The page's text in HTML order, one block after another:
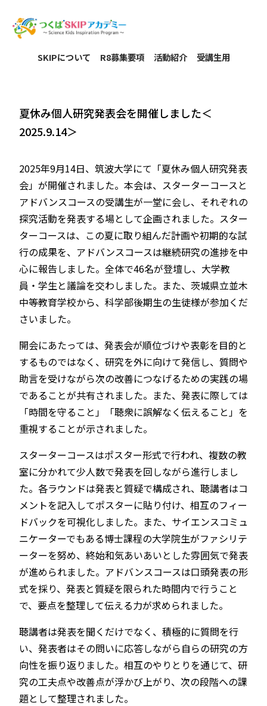
SKIPについて R8募集要項 活動紹介 受講生用
夏休み個人研究発表会を開催しました＜
2025.9.14＞
2025年9月14日、筑波大学にて「夏休み個人研究発表
会」が開催されました。本会は、スターターコースと
アドバンスコースの受講生が一堂に会し、それぞれの
探究活動を発表する場として企画されました。スター
ターコースは、この夏に取り組んだ計画や初期的な試
行の成果を、アドバンスコースは継続研究の進捗を中
心に報告しました。全体で46名が登壇し、大学教
員・学生と議論を交わしました。また、茨城県立並木
中等教育学校から、科学部後期生の生徒様が参加くだ
さいました。
開会にあたっては、発表会が順位づけや表彰を目的と
するものではなく、研究を外に向けて発信し、質問や
助言を受けながら次の改善につなげるための実践の場
であることが共有されました。また、発表に際しては
「時間を守ること」「聴衆に誤解なく伝えること」を
重視することが示されました。
スターターコースはポスター形式で行われ、複数の教
室に分かれて少人数で発表を回しながら進行しまし
た。各ラウンドは発表と質疑で構成され、聴講者はコ
メントを記入してポスターに貼り付け、相互のフィー
ドバックを可視化しました。また、サイエンスコミュ
ニケーターでもある博士課程の大学院生がファシリテ
ーターを努め、終始和気あいあいとした雰囲気で発表
が進められました。アドバンスコースは口頭発表の形
式を採り、発表と質疑を限られた時間内で行うこと
で、要点を整理して伝える力が求められました。
聴講者は発表を聞くだけでなく、積極的に質問を行
い、発表者はその問いに応答しながら自らの研究の方
向性を振り返りました。相互のやりとりを通じて、研
究の工夫点や改善点が浮かび上がり、次の段階への課
題として整理されました。